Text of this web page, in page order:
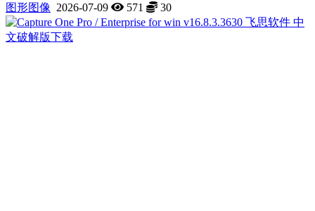
图形图像 2026-07-09 571 30